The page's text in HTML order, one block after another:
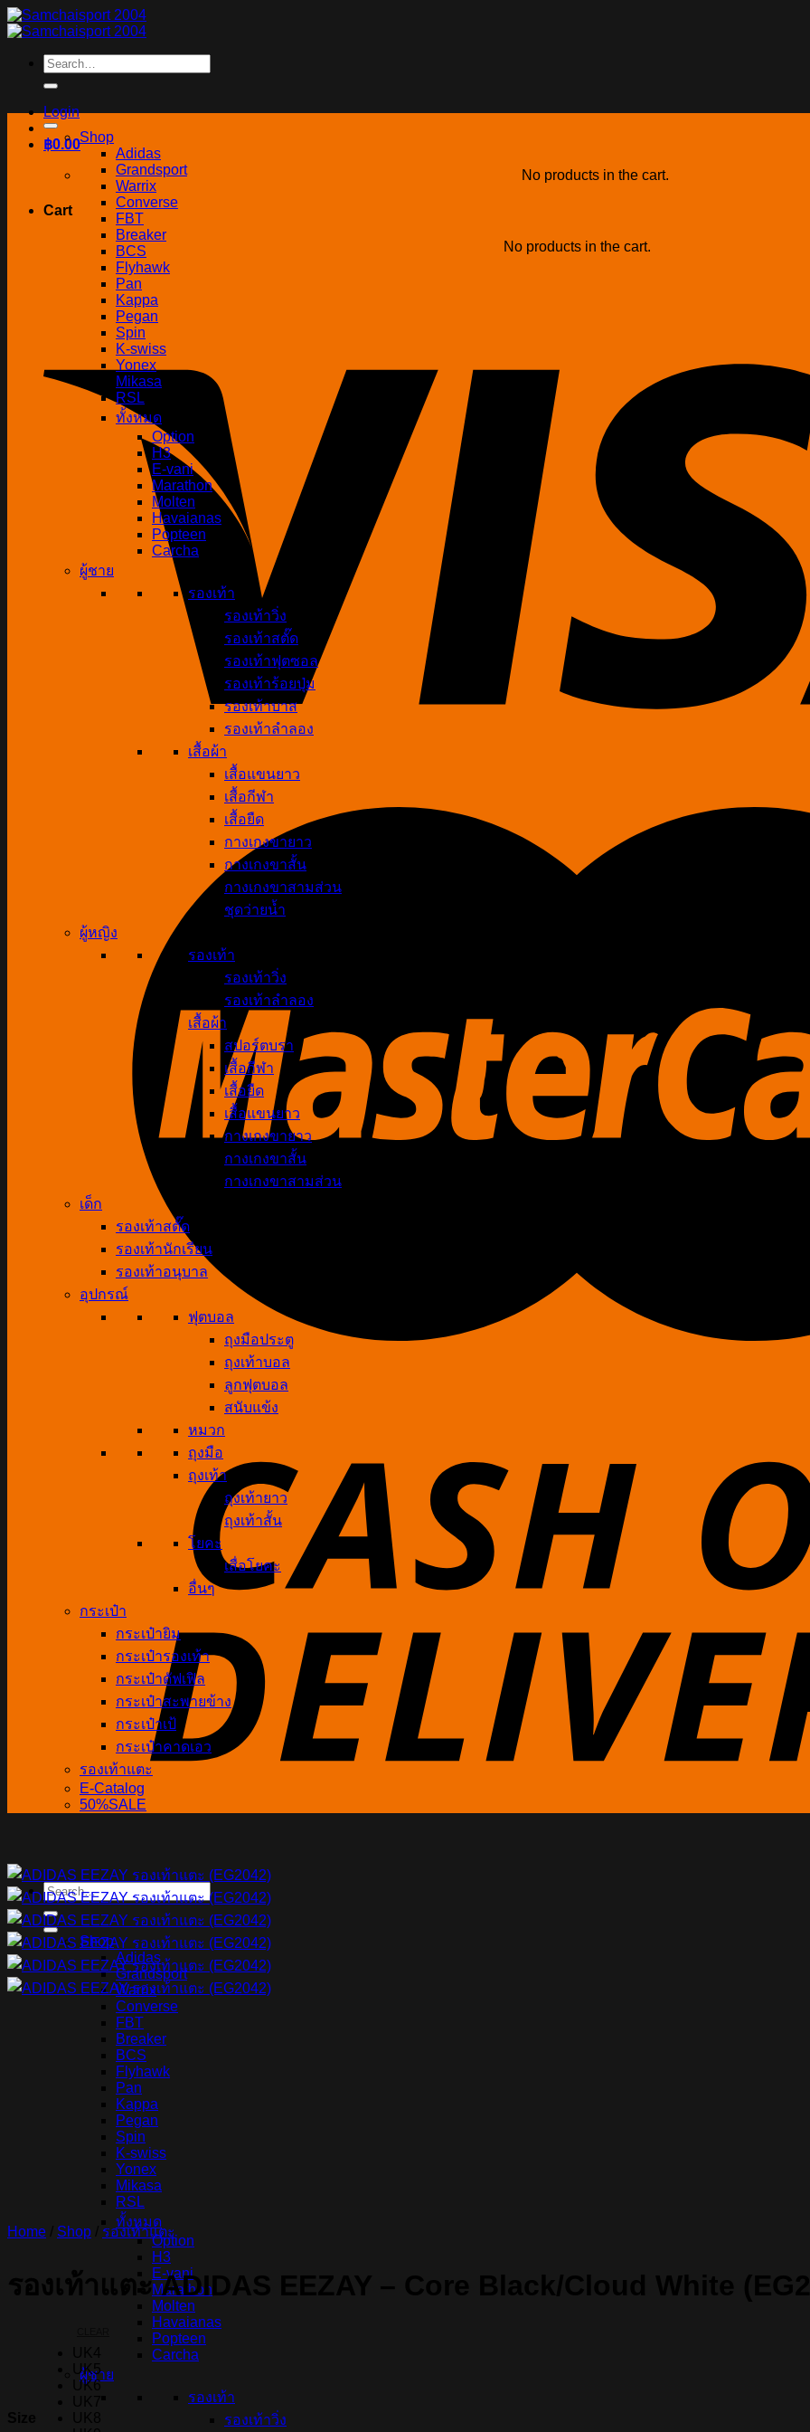
Skip
to
Search
for:
Login
฿0.00
No products in the cart.
Cart
No products in the cart.
Search
for:
Shop
Adidas
Grandsport
Warrix
Converse
FBT
Breaker
BCS
Flyhawk
Pan
Kappa
Pegan
Spin
K-swiss
Yonex
Mikasa
RSL
ทั้งหมด
Option
H3
E-vani
Marathon
Molten
Havaianas
Popteen
Carcha
ผู้ชาย
รองเท้า
รองเท้าวิ่ง
Shop
Adidas
Grandsport
Warrix
Converse
FBT
Breaker
BCS
Flyhawk
Pan
Kappa
Pegan
Spin
K-swiss
Yonex
Mikasa
RSL
ทั้งหมด
Option
H3
E-vani
Marathon
Molten
Havaianas
Popteen
Carcha
ผู้ชาย
รองเท้า
รองเท้าวิ่ง
รองเท้าสตั๊ด
รองเท้าฟุตซอล
รองเท้าร้อยปุ่ม
รองเท้าบาส
รองเท้าลำลอง
เสื้อผ้า
เสื้อแขนยาว
เสื้อกีฬา
เสื้อยืด
กางเกงขายาว
กางเกงขาสั้น
กางเกงขาสามส่วน
ชุดว่ายน้ำ
ผู้หญิง
รองเท้า
รองเท้าวิ่ง
รองเท้าลำลอง
เสื้อผ้า
สปอร์ตบรา
เสื้อกีฬา
เสื้อยืด
เสื้อแขนยาว
กางเกงขายาว
กางเกงขาสั้น
กางเกงขาสามส่วน
เด็ก
รองเท้าสตั๊ด
รองเท้านักเรียน
รองเท้าอนุบาล
อุปกรณ์
ฟุตบอล
ถุงมือประตู
ถุงเท้าบอล
ลูกฟุตบอล
สนับแข้ง
หมวก
ถุงมือ
ถุงเท้า
ถุงเท้ายาว
ถุงเท้าสั้น
โยคะ
เสื่อโยคะ
อื่นๆ
กระเป๋า
กระเป๋ายิม
กระเป๋ารองเท้า
กระเป๋าดัฟเฟิล
กระเป๋าสะพายข้าง
กระเป๋าเป้
กระเป๋าคาดเอว
รองเท้าแตะ
E-Catalog
50%SALE
Home Shop รองเท้าแตะ
รองเท้าแตะ ADIDAS EEZAY – Core Black/Cloud White
UK5
UK6